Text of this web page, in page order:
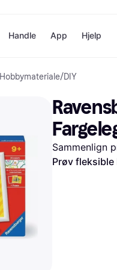
Betal nå
Betal i 3
Betal innen
Finansiering
Vipps
Handle
Butikker
App Hjelp
Hobbymateriale/DIY
Sammenlign
Prøv